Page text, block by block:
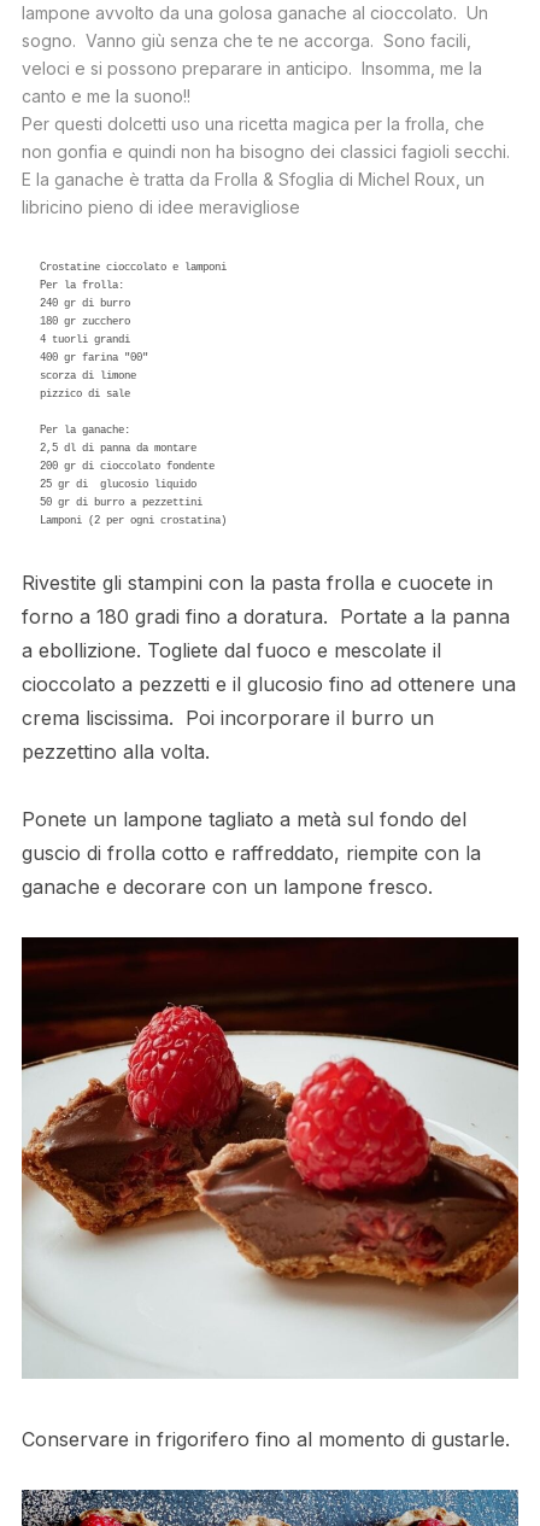
lampone avvolto da una golosa ganache al cioccolato. Un
sogno. Vanno giù senza che te ne accorga. Sono facili,
veloci e si possono preparare in anticipo. Insomma, me la
canto e me la suono!!
Per questi dolcetti uso una ricetta magica per la frolla, che
non gonfia e quindi non ha bisogno dei classici fagioli secchi.
E la ganache è tratta da Frolla & Sfoglia di Michel Roux, un
libricino pieno di idee meravigliose
Crostatine cioccolato e lamponi
Per la frolla:
240 gr di burro
180 gr zucchero
4 tuorli grandi
400 gr farina "00"
scorza di limone
pizzico di sale
Per la ganache:
2,5 dl di panna da montare
200 gr di cioccolato fondente
25 gr di  glucosio liquido
50 gr di burro a pezzettini
Rivestite gli stampini con la pasta frolla e cuocete in
forno a 180 gradi fino a doratura. Portate a la panna
a ebollizione. Togliete dal fuoco e mescolate il
cioccolato a pezzetti e il glucosio fino ad ottenere una
crema liscissima. Poi incorporare il burro un
pezzettino alla volta.
Ponete un lampone tagliato a metà sul fondo del
guscio di frolla cotto e raffreddato, riempite con la
ganache e decorare con un lampone fresco.
Conservare in frigorifero fino al momento di gustarle.